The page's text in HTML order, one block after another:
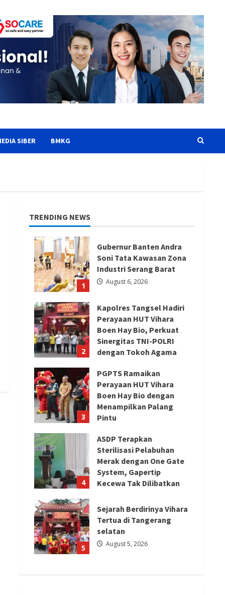
SIBER BMKG
TRENDING NEWS
1
Gubernur Banten Andra
Soni Tata Kawasan Zona
Industri Serang Barat
August 6, 2026
2
Kapolres Tangsel Hadiri
Perayaan HUT Vihara
Boen Hay Bio, Perkuat
Sinergitas TNI-POLRI
dengan Tokoh Agama
3
PGPTS Ramaikan
Perayaan HUT Vihara
Boen Hay Bio dengan
Menampilkan Palang
Pintu
4
ASDP Terapkan
Sterilisasi Pelabuhan
Merak dengan One Gate
System, Gapertip
Kecewa Tak Dilibatkan
5
Sejarah Berdirinya Vihara
Tertua di Tangerang
selatan
August 5, 2026